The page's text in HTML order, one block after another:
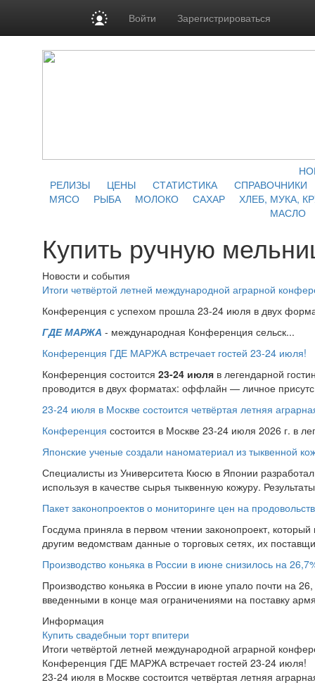
Войти Зарегистрироваться
РЕЛИЗЫ
ЦЕНЫ СТАТИСТИКА
СПРАВОЧНИКИ
МЯСО
РЫБА МОЛОКО САХАР
ХЛЕБ, МУКА,
МАСЛО
Купить ручную
Новости и события
Итоги четвёртой летней международной аграрной
Конференция с успехом прошла 23-24 июля в двух
ГДЕ МАРЖА - международная Конференция сельск...
Конференция ГДЕ МАРЖА встречает гостей 23-24 июля!
Конференция состоится 23-24 июля в легендарной
проводится в двух форматах: оффлайн — личное
23-24 июля в Москве состоится четвёртая летняя
Конференция состоится в Москве 23-24 июля 2026 г. в
Японские ученые создали наноматериал из тыквенной
Специалисты из Университета Кюсю в Японии
используя в качестве сырья тыквенную кожуру.
Пакет законопроектов о мониторинге цен на
Госдума приняла в первом чтении законопроект,
другим ведомствам данные о торговых сетях, их
Производство коньяка в России в июне снизилось на
Производство коньяка в России в июне упало почти на
введенными в конце мая ограничениями на поставку
Информация
Купить свадебныи торт впитери
Итоги четвёртой летней международной аграрной
Конференция ГДЕ МАРЖА встречает гостей 23-24 июля!
23-24 июля в Москве состоится четвёртая летняя